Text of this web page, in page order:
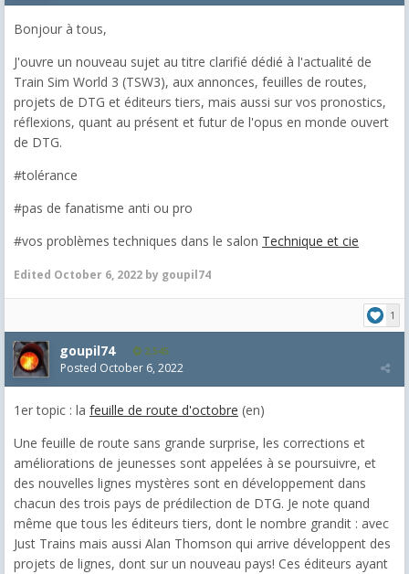
Bonjour à tous,
J'ouvre un nouveau sujet au titre clarifié dédié à l'actualité de
Train Sim World 3 (TSW3), aux annonces, feuilles de routes,
projets de DTG et éditeurs tiers, mais aussi sur vos pronostics,
réflexions, quant au présent et futur de l'opus en monde ouvert
de DTG.
#tolérance
#pas de fanatisme anti ou pro
#vos problèmes techniques dans le salon Technique et cie
Edited October 6, 2022 by goupil74
1
goupil74 2,545
Posted October 6, 2022
1er topic : la feuille de route d'octobre (en)
Une feuille de route sans grande surprise, les corrections et
améliorations de jeunesses sont appelées à se poursuivre, et
des nouvelles lignes mystères sont en développement dans
chacun des trois pays de prédilection de DTG. Je note quand
même que tous les éditeurs tiers, dont le nombre grandit : avec
Just Trains mais aussi Alan Thomson qui arrive développent des
projets de lignes, dont sur un nouveau pays! Ces éditeurs ayant